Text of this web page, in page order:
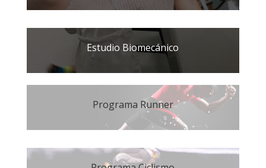
Estudio Biomecánico
Programa Runner